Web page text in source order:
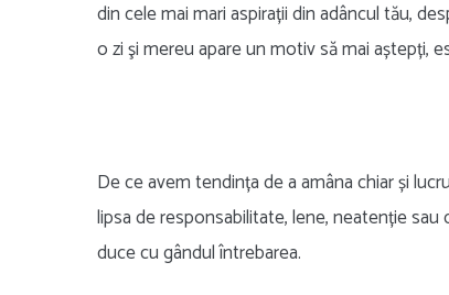
din cele mai mari aspirații din adâncul tău,
o zi şi mereu apare un motiv să mai aștepți,
De ce avem tendința de a amâna chiar și
lipsa de responsabilitate, lene, neatenție
duce cu gândul întrebarea.